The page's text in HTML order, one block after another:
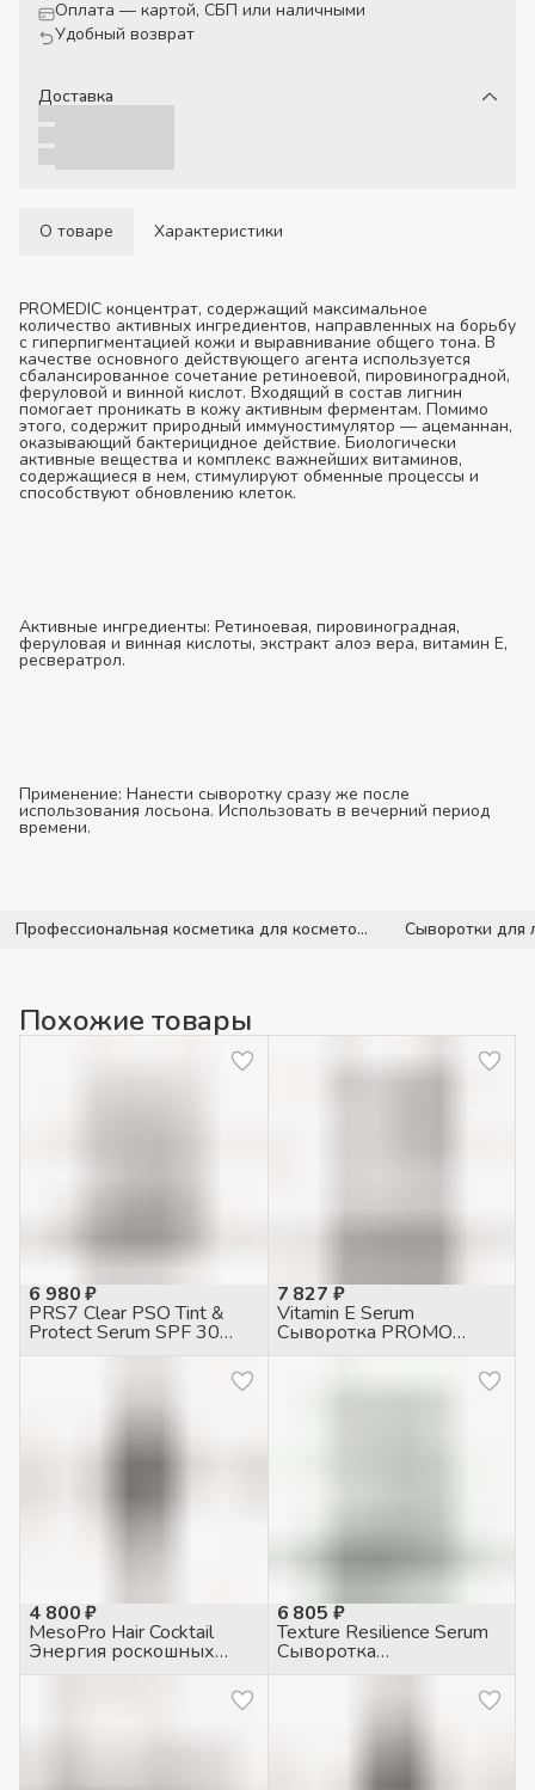
Оплата — картой, СБП или наличными
Удобный возврат
Доставка
О товаре Характеристики
PROMEDIC концентрат, содержащий максимальное
количество активных ингредиентов, направленных на борьбу
с гиперпигментацией кожи и выравнивание общего тона. В
качестве основного действующего агента используется
сбалансированное сочетание ретиноевой, пировиноградной,
феруловой и винной кислот. Входящий в состав лигнин
помогает проникать в кожу активным ферментам. Помимо
этого, содержит природный иммуностимулятор — ацеманнан,
оказывающий бактерицидное действие. Биологически
активные вещества и комплекс важнейших витаминов,
содержащиеся в нем, стимулируют обменные процессы и
способствуют обновлению клеток.
Активные ингредиенты: Ретиноевая, пировиноградная,
феруловая и винная кислоты, экстракт алоэ вера, витамин Е,
ресвератрол.
Применение: Нанести сыворотку сразу же после
использования лосьона. Использовать в вечерний период
времени.
Профессиональная косметика для косметологов Сыворотки для
Похожие товары
6 980 ₽
PRS7 Clear PSO Tint &
Protect Serum SPF 30
7 827 ₽
Vitamin E Serum
Сыворотка PROMO
объем, 50мл
4 800 ₽
MesoPro Hair Cocktail
Энергия роскошных
6 805 ₽
Texture Resilience Serum
Сыворотка
укрепляющая, 30мл